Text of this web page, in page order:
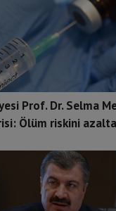
Prof. Dr. Selma
Ölüm riskini